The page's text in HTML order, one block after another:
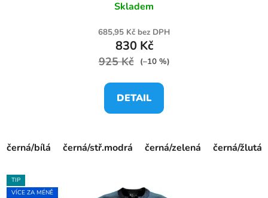
Skladem
685,95 Kč bez DPH
830 Kč
925 Kč (–10 %)
DETAIL
černá/bílá černá/stř.modrá černá/zelená černá/žlutá
TIP
VÍCE ZA MÉNĚ